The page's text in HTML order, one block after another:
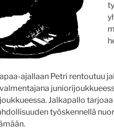
apaa-ajallaan Petri rentoutuu
valmentajana
joukkueessa. Jalkapallo
työskennellä